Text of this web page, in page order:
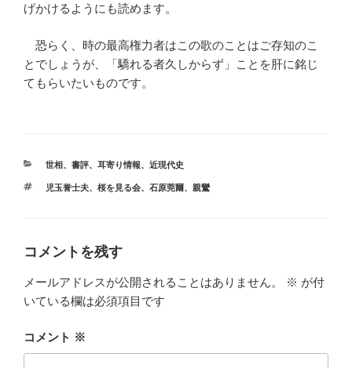
げかけるようにも読めます。
恐らく、時の最高権力者はこの歌のことはご存知のこ
とでしょうが、「驕れる者久しからず」ことを肝に銘じ
てもらいたいものです。
カ
ゴ
世相、 書評、 耳寄り情報、 近現代史
タ
児玉誉士夫、 桜を見る会、 石原莞爾、 親鸞
コメントを残す
メールアドレスが公開されることはありません。 ※ が付
いている欄は必須項目です
コメント ※